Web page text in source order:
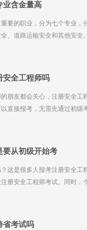
业含金量高
要的职业，分为七个专业，
、道路运输安全和其他安全
安全工程师吗
朋友都会关心，注册安全
直接报考，无需先通过初
要从初级开始考
这是很多人报考注册安全
册安全工程师考试。同时
省考试吗